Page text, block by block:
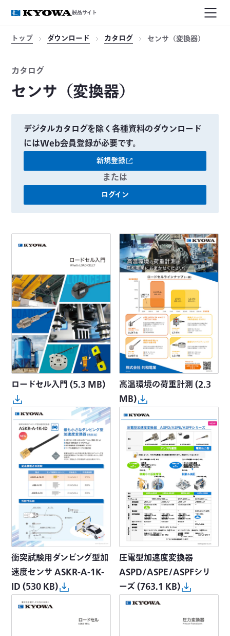
製品サイト
トップ ダウンロード カタログ センサ（変換器）
カタログ
センサ（変換器）
デジタルカタログを除く各種資料のダウンロード
にはWeb会員登録が必要です。
新規登録
または
ログイン
ロードセル入門 (5.3 MB) 高温環境の荷重計測 (2.3
MB)
衝突試験用ダンピング型加
速度センサ ASKR-A-1K-
ID (530 KB)
圧電型加速度変換器
ASPD/ASPE/ASPFシリ
ーズ(763.1 KB)